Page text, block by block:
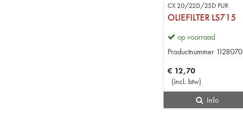
CX 20/22D/25D PUR
OLIEFILTER LS715
op voorraad
Productnummer 1128070
€ 12,70
(incl. btw)
Info